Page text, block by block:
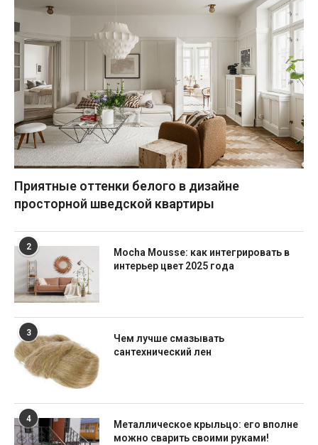
Приятные оттенки белого в дизайне
просторной шведской квартиры
2
Mocha Mousse: как интегрировать в
интерьер цвет 2025 года
3
Чем лучше смазывать
сантехнический лен
4
Металлическое крыльцо: его вполне
можно сварить своими руками!